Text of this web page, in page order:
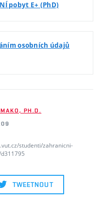
pobyt E+ (PhD)
osobních údajů
PH.D.
studenti/zahranicni-
TWEETNOUT